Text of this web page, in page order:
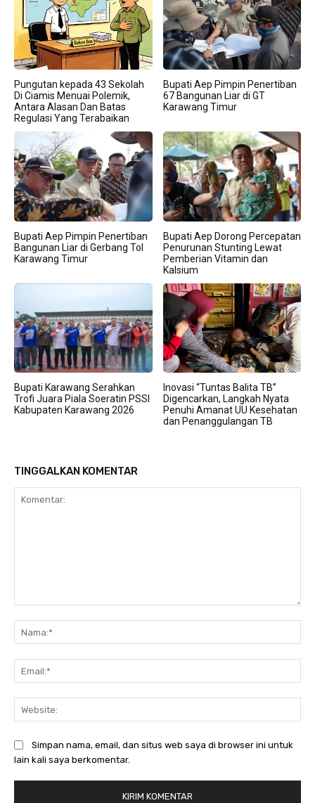
Pungutan kepada 43 Sekolah
Di Ciamis Menuai Polemik,
Antara Alasan Dan Batas
Regulasi Yang Terabaikan
Bupati Aep Pimpin Penertiban
67 Bangunan Liar di GT
Karawang Timur
Bupati Aep Pimpin Penertiban
Bangunan Liar di Gerbang Tol
Karawang Timur
Bupati Aep Dorong Percepatan
Penurunan Stunting Lewat
Pemberian Vitamin dan
Kalsium
Bupati Karawang Serahkan
Trofi Juara Piala Soeratin PSSI
Kabupaten Karawang 2026
Inovasi “Tuntas Balita TB”
Digencarkan, Langkah Nyata
Penuhi Amanat UU Kesehatan
dan Penanggulangan TB
TINGGALKAN KOMENTAR
Simpan nama, email, dan situs web saya di browser ini untuk
lain kali saya berkomentar.